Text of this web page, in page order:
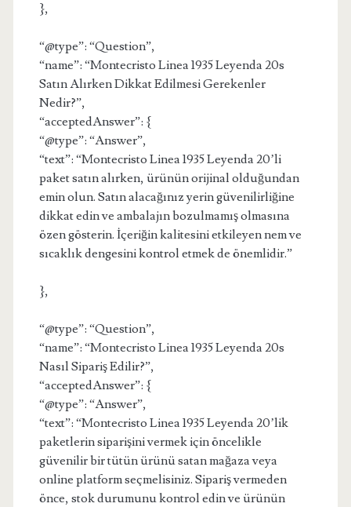
},
“@type”: “Question”,
“name”: “Montecristo Linea 1935 Leyenda 20s
Satın Alırken Dikkat Edilmesi Gerekenler
Nedir?”,
“acceptedAnswer”: {
“@type”: “Answer”,
“text”: “Montecristo Linea 1935 Leyenda 20’li
paket satın alırken, ürünün orijinal olduğundan
emin olun. Satın alacağınız yerin güvenilirliğine
dikkat edin ve ambalajın bozulmamış olmasına
özen gösterin. İçeriğin kalitesini etkileyen nem ve
sıcaklık dengesini kontrol etmek de önemlidir.”
},
“@type”: “Question”,
“name”: “Montecristo Linea 1935 Leyenda 20s
Nasıl Sipariş Edilir?”,
“acceptedAnswer”: {
“@type”: “Answer”,
“text”: “Montecristo Linea 1935 Leyenda 20’lik
paketlerin siparişini vermek için öncelikle
güvenilir bir tütün ürünü satan mağaza veya
online platform seçmelisiniz. Sipariş vermeden
önce, stok durumunu kontrol edin ve ürünün